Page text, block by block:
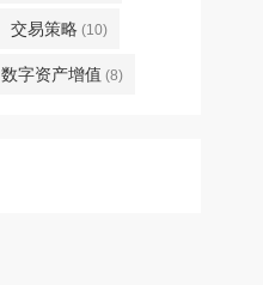
交易策略 (10)
数字资产增值 (8)